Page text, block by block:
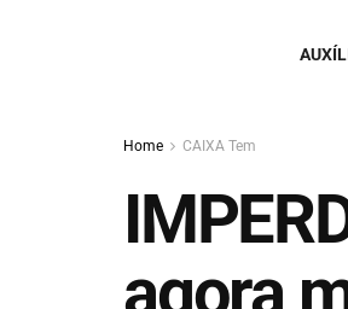
Home CAIXA Tem